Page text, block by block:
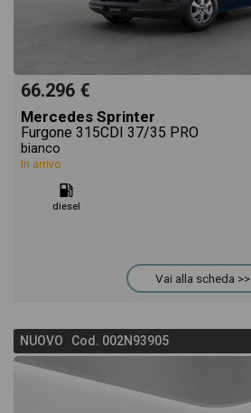
66.296 €
Mercedes Sprinter
Furgone 315CDI 37/35 PRO
bianco
In arrivo
diesel
Vai alla scheda >>
NUOVO Cod. 002N93905